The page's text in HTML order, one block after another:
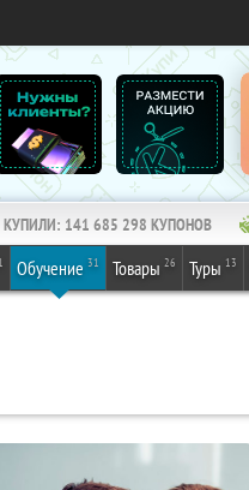
КУПИЛИ: 141 685 298 КУПОНОВ
1 Обучение 31 Товары 26 Туры 13